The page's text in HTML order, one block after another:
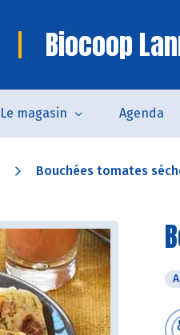
Biocoop
Le magasin Agenda
Bouchées tomates